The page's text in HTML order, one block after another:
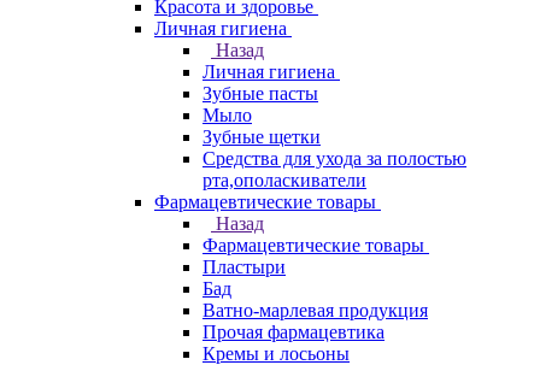
Красота и здоровье
Личная гигиена
Назад
Личная гигиена
Зубные пасты
Мыло
Зубные щетки
Средства для ухода за полостью
рта,ополаскиватели
Фармацевтические товары
Назад
Фармацевтические товары
Пластыри
Бад
Ватно-марлевая продукция
Прочая фармацевтика
Кремы и лосьоны